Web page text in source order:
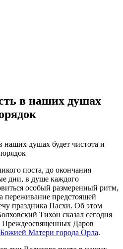
в наших душах
поста, до окончания
дни, в душе каждого
особый размеренный ритм,
переживание предстоящей
праздника Пасхи. Об этом
Тихон сказал сегодня
Преждеосвященных Даров
Матери города Орла.